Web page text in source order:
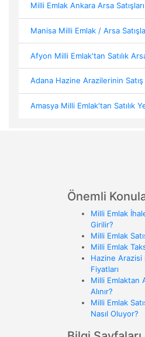
Milli Emlak Ankara Arsa Satışları
Manisa Milli Emlak / Arsa
Afyon Milli Emlak'tan Satılık
Adana Hazine Arazilerinin
Amasya Milli Emlak'tan Satılık
Önemli
Milli Emlak
Girilir?
Milli Emlak
Milli Emlak
Hazine
Fiyatları
Milli Emlaktan
Alınır?
Milli Emlak
Nasıl Oluyor?